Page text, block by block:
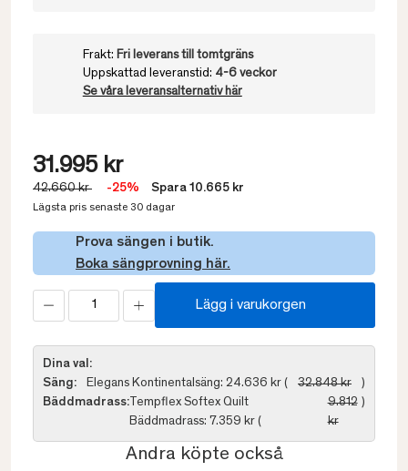
Frakt: Fri leverans till tomtgräns
Uppskattad leveranstid: 4-6 veckor
Se våra leveransalternativ här
31.995 kr
42.660 kr -25% Spara 10.665 kr
Lägsta pris senaste 30 dagar
Prova sängen i butik.
Boka sängprovning här.
Lägg i varukorgen
Dina val:
Säng:
Elegans Kontinentalsäng: 24.636 kr ( 32.848 kr
)
Bäddmadrass: Tempflex Softex Quilt
Bäddmadrass: 7.359 kr (
9.812
kr
)
Andra köpte också